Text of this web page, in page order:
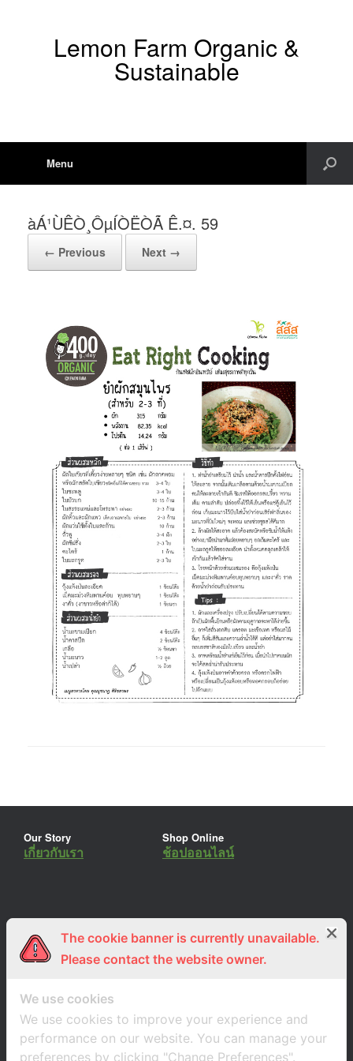
Lemon Farm Organic &
Sustainable
Menu
àÁ¹ÙÊÒ¸ÔµÍÒËÒÃ Ê.¤. 59
← Previous Next →
Our Story
เกี่ยวกับเรา
Shop Online
ช้อปออนไลน์
ร่วมงานกับเรา
สมัครงาน
Lemon Farm Cafe
ร้านอาหารอินทรีย์
The cookie banner is currently unavailable.
Please contact the website owner.
We use cookies
We use cookies to improve your experience and
performance on our website. You can manage your
preferences by clicking "Change Preferences".